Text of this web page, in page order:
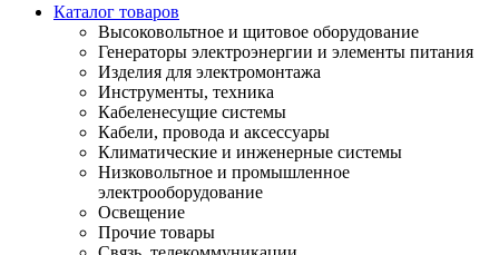
Каталог товаров
Высоковольтное и щитовое оборудование
Генераторы электроэнергии и элементы питания
Изделия для электромонтажа
Инструменты, техника
Кабеленесущие системы
Кабели, провода и аксессуары
Климатические и инженерные системы
Низковольтное и промышленное
электрооборудование
Освещение
Прочие товары